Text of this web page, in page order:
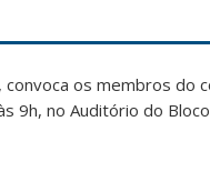
os membros do
9h, no Auditório do